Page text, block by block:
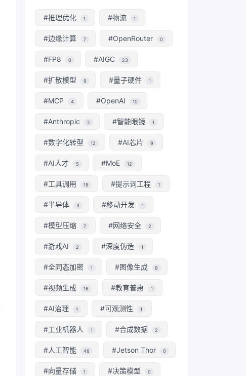
#推理优化 1 #物流 1
#边缘计算 7 #OpenRouter 0
#FP8 0 #AIGC 23
#扩散模型 9 #量子硬件 1
#MCP 4 #OpenAI 10
#Anthropic 2 #智能眼镜 1
#数字化转型 12 #AI芯片 9
#AI人才 5 #MoE 12
#工具调用 18 #提示词工程 1
#半导体 3 #移动开发 1
#模型压缩 7 #网络安全 2
#游戏AI 2 #深度伪造 1
#全同态加密 1 #图像生成 8
#视频生成 16 #教育普惠 1
#AI治理 1 #可观测性 1
#工业机器人 1 #合成数据 2
#人工智能 48 #Jetson Thor 0
#向量存储 1 #决策模型 0